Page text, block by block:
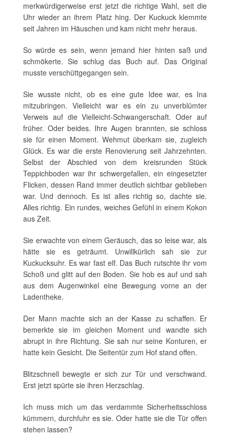
merkwürdigerweise erst jetzt die richtige Wahl, seit die
Uhr wieder an ihrem Platz hing. Der Kuckuck klemmte
seit Jahren im Häuschen und kam nicht mehr heraus.
So würde es sein, wenn jemand hier hinten saß und
schmökerte. Sie schlug das Buch auf. Das Original
musste verschüttgegangen sein.
Sie wusste nicht, ob es eine gute Idee war, es Ina
mitzubringen. Vielleicht war es ein zu unverblümter
Verweis auf die Vielleicht-Schwangerschaft. Oder auf
früher. Oder beides. Ihre Augen brannten, sie schloss
sie für einen Moment. Wehmut überkam sie, zugleich
Glück. Es war die erste Renovierung seit Jahrzehnten.
Selbst der Abschied von dem kreisrunden Stück
Teppichboden war ihr schwergefallen, ein eingesetzter
Flicken, dessen Rand immer deutlich sichtbar geblieben
war. Und dennoch. Es ist alles richtig so, dachte sie.
Alles richtig. Ein rundes, weiches Gefühl in einem Kokon
aus Zeit.
Sie erwachte von einem Geräusch, das so leise war, als
hätte sie es geträumt. Unwillkürlich sah sie zur
Kuckucksuhr. Es war fast elf. Das Buch rutschte ihr vom
Schoß und glitt auf den Boden. Sie hob es auf und sah
aus dem Augenwinkel eine Bewegung vorne an der
Ladentheke.
Der Mann machte sich an der Kasse zu schaffen. Er
bemerkte sie im gleichen Moment und wandte sich
abrupt in ihre Richtung. Sie sah nur seine Konturen, er
hatte kein Gesicht. Die Seitentür zum Hof stand offen.
Blitzschnell bewegte er sich zur Tür und verschwand.
Erst jetzt spürte sie ihren Herzschlag.
Ich muss mich um das verdammte Sicherheitsschloss
kümmern, durchfuhr es sie. Oder hatte sie die Tür offen
stehen lassen?